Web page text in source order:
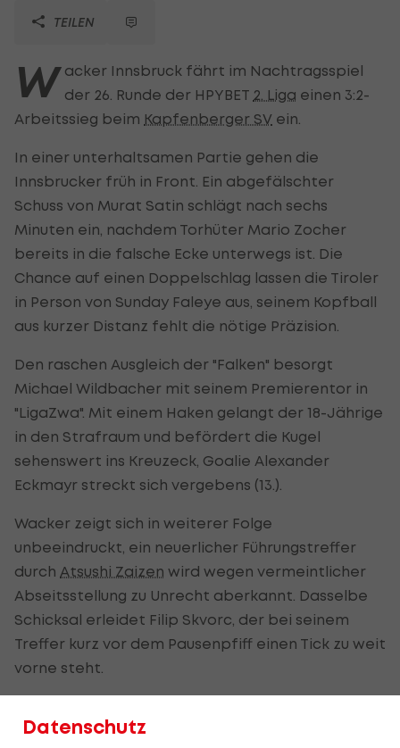
TEILEN
W acker Innsbruck fährt im Nachtragsspiel
der 26. Runde der HPYBET 2. Liga einen 3:2-
Arbeitssieg beim Kapfenberger SV ein.
In einer unterhaltsamen Partie gehen die
Innsbrucker früh in Front. Ein abgefälschter
Schuss von Murat Satin schlägt nach sechs
Minuten ein, nachdem Torhüter Mario Zocher
bereits in die falsche Ecke unterwegs ist. Die
Chance auf einen Doppelschlag lassen die Tiroler
in Person von Sunday Faleye aus, seinem Kopfball
aus kurzer Distanz fehlt die nötige Präzision.
Den raschen Ausgleich der "Falken" besorgt
Michael Wildbacher mit seinem Premierentor in
"LigaZwa". Mit einem Haken gelangt der 18-Jährige
in den Strafraum und befördert die Kugel
sehenswert ins Kreuzeck, Goalie Alexander
Eckmayr streckt sich vergebens (13.).
Wacker zeigt sich in weiterer Folge
unbeeindruckt, ein neuerlicher Führungstreffer
durch Atsushi Zaizen wird wegen vermeintlicher
Abseitsstellung zu Unrecht aberkannt. Dasselbe
Schicksal erleidet Filip Skvorc, der bei seinem
Treffer kurz vor dem Pausenpfiff einen Tick zu weit
vorne steht.
Datenschutz